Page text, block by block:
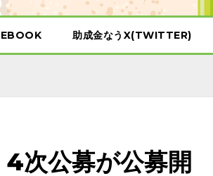
助成金なうX(TWITTER)
4次公募が公募開